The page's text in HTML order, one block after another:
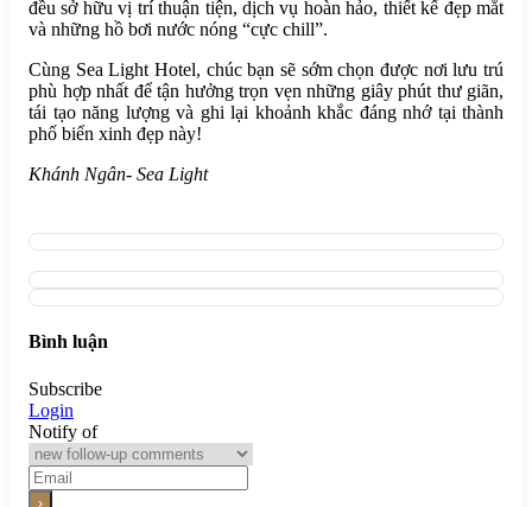
đều sở hữu vị trí thuận tiện, dịch vụ hoàn hảo, thiết kế đẹp mắt
và những hồ bơi nước nóng “cực chill”.
Cùng Sea Light Hotel, chúc bạn sẽ sớm chọn được nơi lưu trú
phù hợp nhất để tận hưởng trọn vẹn những giây phút thư giãn,
tái tạo năng lượng và ghi lại khoảnh khắc đáng nhớ tại thành
phố biển xinh đẹp này!
Khánh Ngân- Sea Light
Bình luận
Subscribe
Login
Notify of